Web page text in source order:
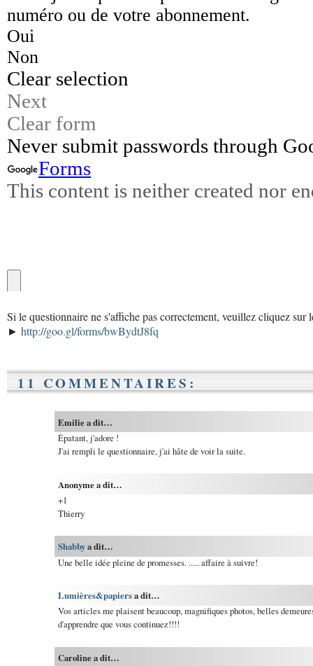
Si le questionnaire ne s'affiche pas correctement, veuillez cliquez sur
► http://goo.gl/forms/bwBydtJ8fq
11 COMMENTAIRES:
Emilie a dit…
Épatant, j'adore !
J'ai rempli le questionnaire, j'ai hâte de voir la suite.
Anonyme a dit…
+1
Thierry
Shabbya dit…
Une belle idée pleine de promesses. ..... affaire à suivre!
Lumières&papiersa dit…
Vos articles me plaisent beaucoup, magnifiques photos, belles
d'apprendre que vous continuez!!!!
Caroline a dit…